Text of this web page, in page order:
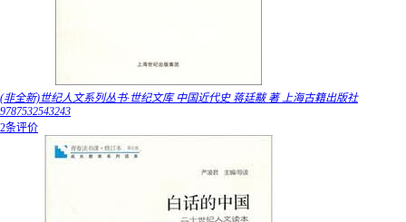
(非全新)世纪人文系列丛书·世纪文库 中国近代史 蒋廷黻 著 上海古籍出版社
9787532543243
2条评价